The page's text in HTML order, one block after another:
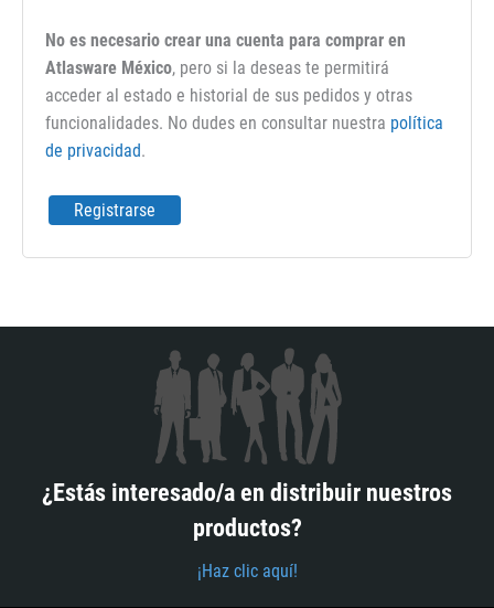
No es necesario crear una cuenta para comprar en
Atlasware México, pero si la deseas te permitirá
acceder al estado e historial de sus pedidos y otras
funcionalidades. No dudes en consultar nuestra política
de privacidad.
Registrarse
¿Estás interesado/a en distribuir nuestros
productos?
¡Haz clic aquí!